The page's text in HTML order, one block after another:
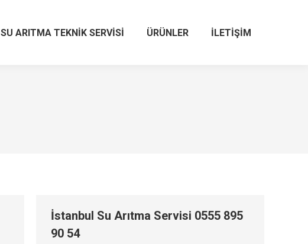
SU ARITMA TEKNIK SERVISI ÜRÜNLER İLETIŞIM
İstanbul Su Arıtma Servisi 0555 895
90 54